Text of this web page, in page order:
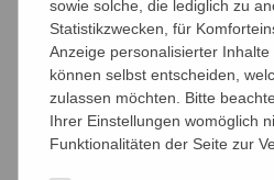
und das Training von
Bewegungsübungen ...
Mit Schwung und Spaß
Koordination, Ausdauer.
sowie solche, die lediglich zu
Statistikzwecken, für
Anzeige personalisierter
können selbst entscheiden,
zulassen möchten. Bitte
Ihrer Einstellungen womöglich
Funktionalitäten der Seite zur